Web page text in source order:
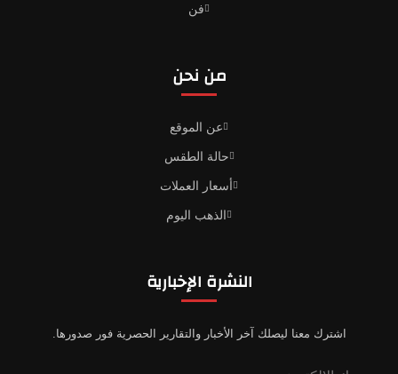
فن
من نحن
عن الموقع
حالة الطقس
أسعار العملات
الذهب اليوم
النشرة الإخبارية
اشترك معنا ليصلك آخر الأخبار والتقارير الحصرية فور صدورها.